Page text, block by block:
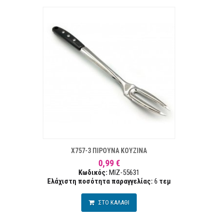
X757-3 ΠΙΡΟΥΝΑ ΚΟΥΖΙΝΑ
0,99 €
Κωδικός: MIZ-55631
Ελάχιστη ποσότητα παραγγελίας: 6 τεμ
ΣΤΟ ΚΑΛΑΘΙ